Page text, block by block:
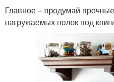
Главное – продумай
нагружаемых полок под